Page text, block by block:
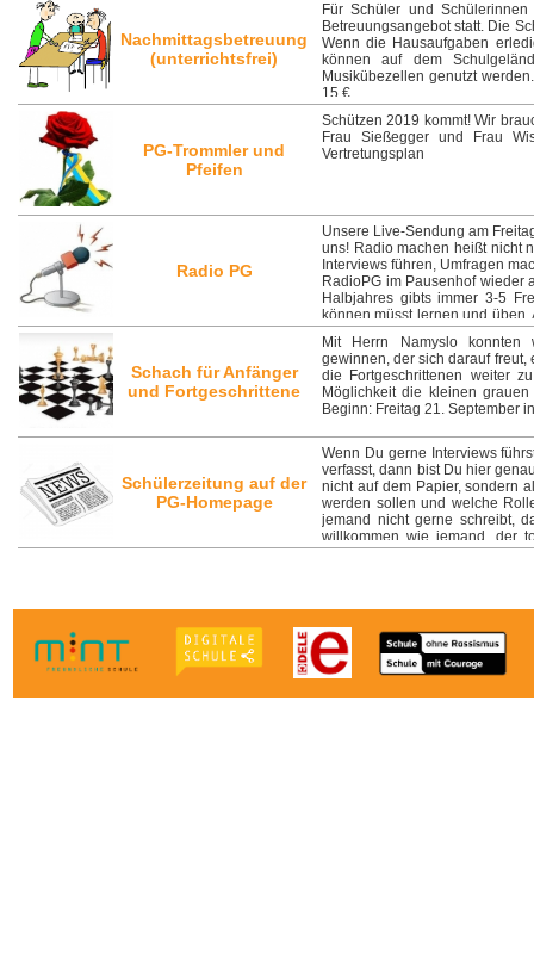
Nachmittagsbetreuung
(unterrichtsfrei)
Für Schüler und
Betreuungsangebot statt. Die
Wenn die Hausaufgaben
können auf dem
Musikübezellen genutzt
15 €
PG-Trommler und
Pfeifen
Schützen 2019 kommt! Wir
Frau Sießegger und Frau
Vertretungsplan
Radio PG
Unsere Live-Sendung am
uns! Radio machen heißt nicht
Interviews führen, Umfragen
RadioPG im Pausenhof wieder
Halbjahres gibts immer 3-5
können müsst lernen und
Live-Sendung gemeinsam
Schach für Anfänger
und Fortgeschrittene
Mit Herrn Namyslo konnten
gewinnen, der sich darauf freut,
die Fortgeschrittenen weiter
Möglichkeit die kleinen
Beginn: Freitag 21. September
Schülerzeitung auf der
PG-Homepage
Wenn Du gerne Interviews
verfasst, dann bist Du hier
nicht auf dem Papier, sondern
werden sollen und welche
jemand nicht gerne schreibt,
willkommen wie jemand, der
Bildern hat. Dies ist ein